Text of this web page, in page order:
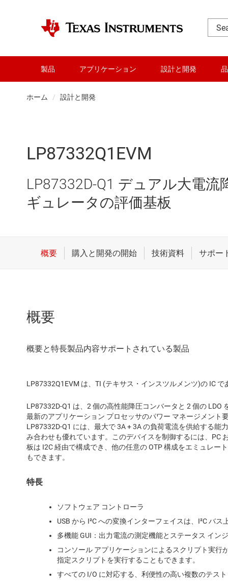
製品 アプリケーション 設計と開発
ホーム 設計と開発
LP87332Q1EVM
LP87332D-Q1 デュアル大電
ギュレータの評価基板
概要
LP87332Q1EVM は、TI (テキサス・インスツルメンツ)の IC
LP87332D-Q1 は、2 個の高性能降圧コンバータと 2 個の
最新のアプリケーション プロセッサのパワー マネージメント
LP87332D-Q1 には、最大で 3A + 3A の負荷電流を供給する能
み合わせも優れています。このデバイスを制御するには、PC
板は I2C 経由で構成でき、他の任意の OTP 構成をエミュレー
もできます。
特長
ソフトウェア コントローラ
USB から I²C への変換インターフェイスは、I²C バ
多機能 GUI：出力電流の測定機能とステータス イン
コンソール アプリケーションによるスクリプト実行
指定スクリプトを実行することもできます。
すべての I/O に対応する、利便性の高い複数のテス